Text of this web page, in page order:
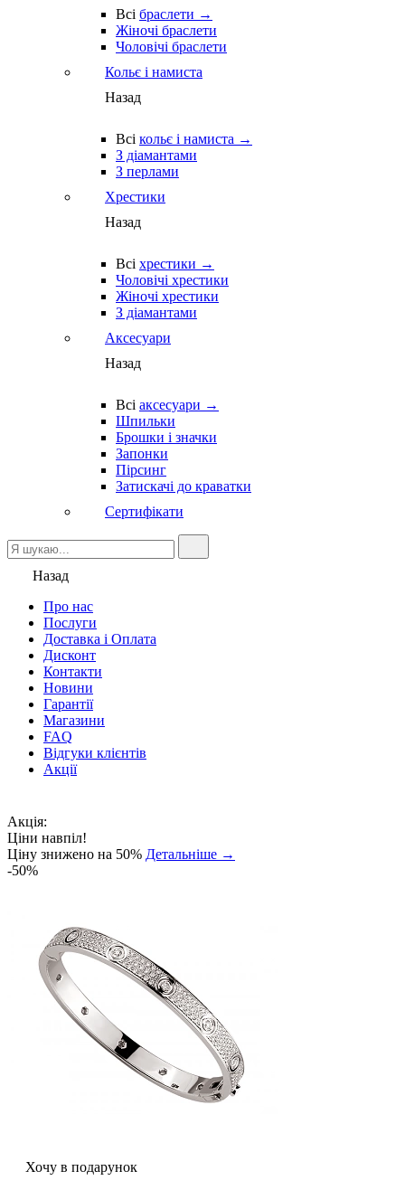
Всі браслети →
Жіночі браслети
Чоловічі браслети
Кольє і намиста
Назад
Всі кольє і намиста →
З діамантами
З перлами
Хрестики
Назад
Всі хрестики →
Чоловічі хрестики
Жіночі хрестики
З діамантами
Аксесуари
Назад
Всі аксесуари →
Шпильки
Брошки і значки
Запонки
Пірсинг
Затискачі до краватки
Сертифікати
Назад
Про нас
Послуги
Доставка і Оплата
Дисконт
Контакти
Новини
Гарантії
Магазини
FAQ
Відгуки клієнтів
Акції
Акція:
Ціни навпіл!
Ціну знижено на 50% Детальніше →
-50%
Хочу в подарунок